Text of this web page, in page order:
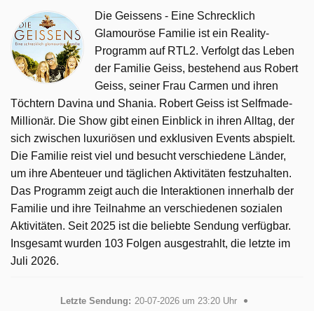
Die Geissens - Eine Schrecklich
Glamouröse Familie ist ein Reality-
Programm auf RTL2. Verfolgt das Leben
der Familie Geiss, bestehend aus Robert
Geiss, seiner Frau Carmen und ihren
Töchtern Davina und Shania. Robert Geiss ist Selfmade-
Millionär. Die Show gibt einen Einblick in ihren Alltag, der
sich zwischen luxuriösen und exklusiven Events abspielt.
Die Familie reist viel und besucht verschiedene Länder,
um ihre Abenteuer und täglichen Aktivitäten festzuhalten.
Das Programm zeigt auch die Interaktionen innerhalb der
Familie und ihre Teilnahme an verschiedenen sozialen
Aktivitäten. Seit 2025 ist die beliebte Sendung verfügbar.
Insgesamt wurden 103 Folgen ausgestrahlt, die letzte im
Juli 2026.
Letzte Sendung: 20-07-2026 um 23:20 Uhr